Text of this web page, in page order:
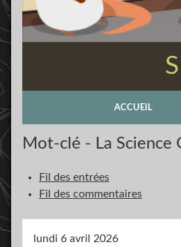
ACCUEIL
Mot-clé - La Science
Fil des entrées
Fil des commentaires
lundi 6 avril 2026